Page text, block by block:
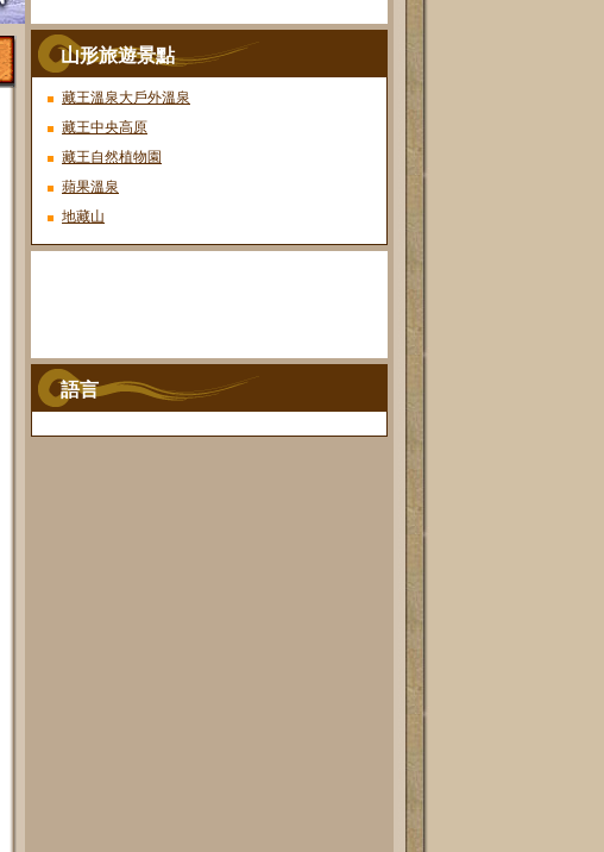
山形旅遊景點
藏王溫泉大戶外溫泉
藏王中央高原
藏王自然植物園
蘋果溫泉
地藏山
語言